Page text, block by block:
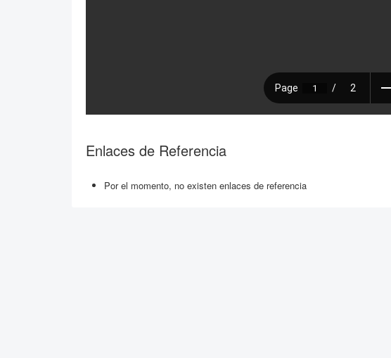
Enlaces de Referencia
Por el momento, no existen enlaces de referencia